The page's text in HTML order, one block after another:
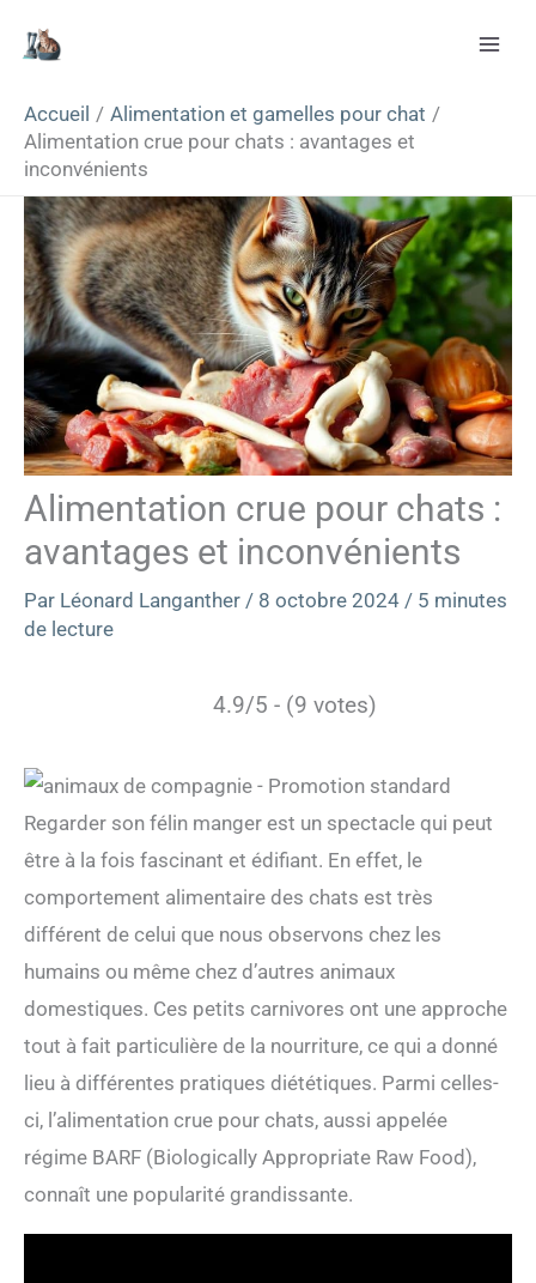
Accueil
Alimentation et gamelles pour chat
Alimentation crue pour chats : avantages et
inconvénients
Alimentation crue pour chats :
avantages et inconvénients
Par Léonard Langanther / 8 octobre 2024 / 5 minutes
de lecture
4.9/5 - (9 votes)
Regarder son félin manger est un spectacle qui peut
être à la fois fascinant et édifiant. En effet, le
comportement alimentaire des chats est très
différent de celui que nous observons chez les
humains ou même chez d’autres animaux
domestiques. Ces petits carnivores ont une approche
tout à fait particulière de la nourriture, ce qui a donné
lieu à différentes pratiques diététiques. Parmi celles-
ci, l’alimentation crue pour chats, aussi appelée
régime BARF (Biologically Appropriate Raw Food),
connaît une popularité grandissante.